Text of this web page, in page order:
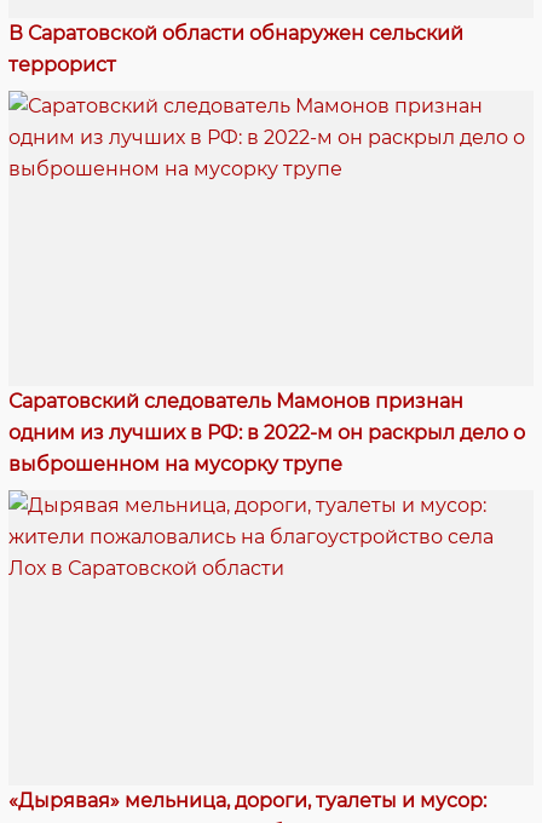
В Саратовской области обнаружен сельский
террорист
Саратовский следователь Мамонов признан
одним из лучших в РФ: в 2022-м он раскрыл дело о
выброшенном на мусорку трупе
«Дырявая» мельница, дороги, туалеты и мусор: